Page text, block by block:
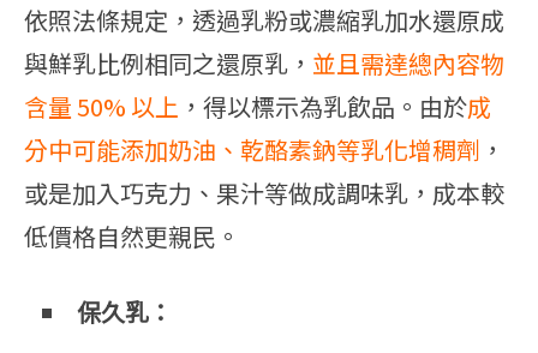
依照法條規定，透過乳粉或濃縮乳加水還原成
與鮮乳比例相同之還原乳， 並且需達總內容物
含量 50% 以上 ，得以標示為乳飲品。由於成
分中可能添加奶油、乾酪素鈉等乳化增稠劑 ，
或是加入巧克力、果汁等做成調味乳，成本較
低價格自然更親民。
保久乳：